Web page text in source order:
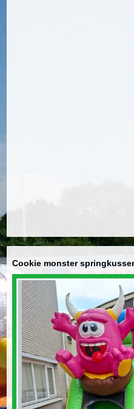
Cookie monster